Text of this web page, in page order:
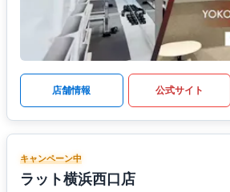
店舗情報 公式サイト
キャンペーン中
ラット横浜西口店